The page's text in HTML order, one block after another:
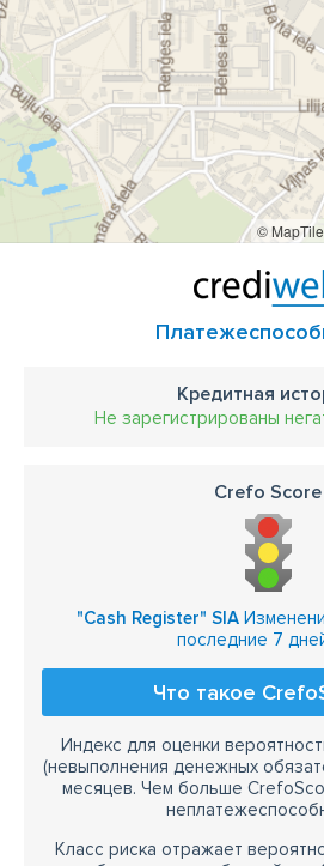
©
Кредитная
Не зарегистрированы
Crefo Score
"Cash Register" SIA
последние 7
Что такое
Индекс для оценки
(невыполнения денежных
месяцев. Чем больше
Класс риска отражает